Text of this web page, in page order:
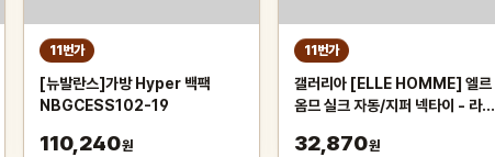
11번가
[뉴발란스]가방 Hyper 백팩
NBGCESS102-19
110,240원
11번가
갤러리아 [ELLE HOMME] 엘르
옴므 실크 자동/지퍼 넥타이 - 라바
32,870원